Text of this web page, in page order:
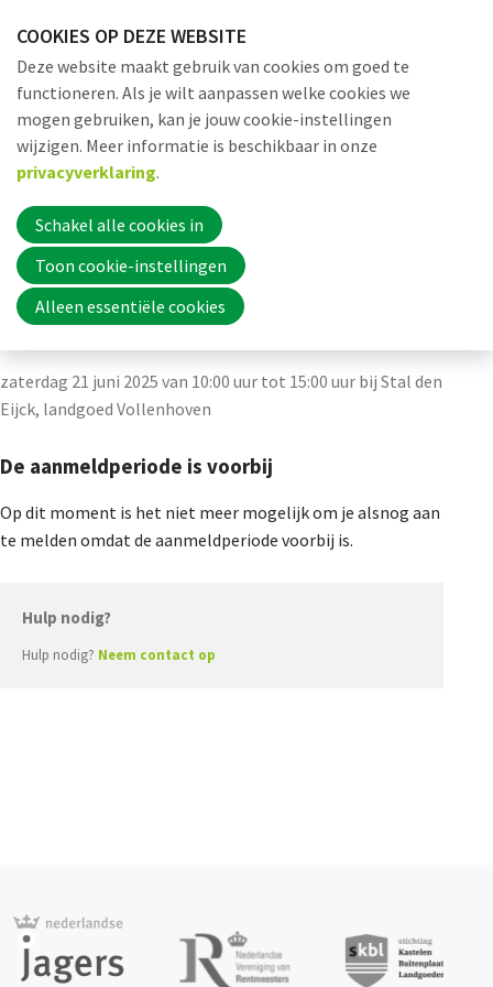
links
over
Jump
to
navigation
to
main
content
Actueel Agenda Agenda detail pagina
Algemene
Ledenvergadering FPG
zaterdag 21 juni 2025 van 10:00 uur tot 15:00 uur bij Stal den
Eijck, landgoed Vollenhoven
De aanmeldperiode is voorbij
Op dit moment is het niet meer mogelijk om je alsnog aan
te melden omdat de aanmeldperiode voorbij is.
Hulp nodig?
Hulp nodig? Neem contact op
Word nu lid
Nieuwsbrief
COOKIES OP DEZE WEBSITE
Deze website maakt gebruik van cookies om goed te
functioneren. Als je wilt aanpassen welke cookies we
mogen gebruiken, kan je jouw cookie-instellingen
wijzigen. Meer informatie is beschikbaar in onze
privacyverklaring.
Schakel alle cookies in
Toon cookie-instellingen
Alleen essentiële cookies